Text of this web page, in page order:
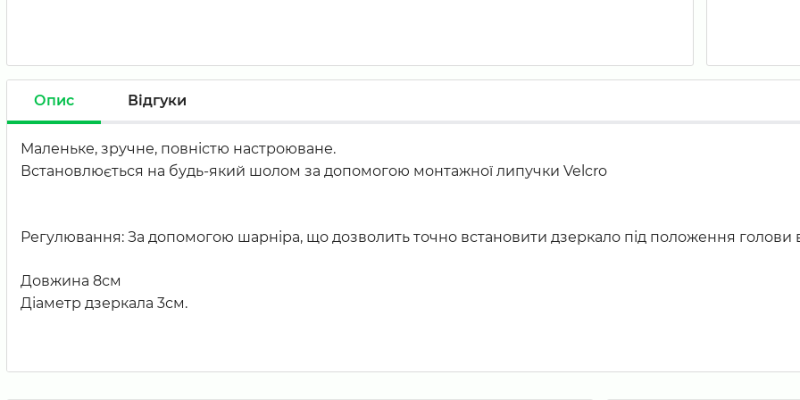
Опис Відгуки
Маленьке, зручне, повністю настроюване.
Встановлюється на будь-який шолом за допомогою монтажної липучки Velcro
Регулювання: За допомогою шарніра, що дозволить точно встановити дзеркало під положення голови
Довжина 8см
Діаметр дзеркала 3см.